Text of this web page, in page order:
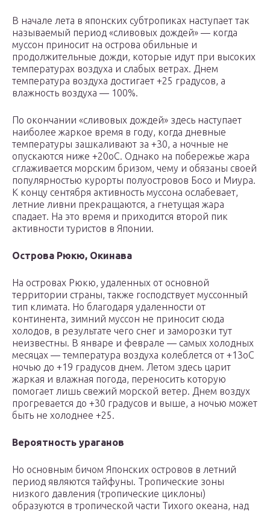
В начале лета в японских субтропиках наступает так
называемый период «сливовых дождей» — когда
муссон приносит на острова обильные и
продолжительные дожди, которые идут при высоких
температурах воздуха и слабых ветрах. Днем
температура воздуха достигает +25 градусов, а
влажность воздуха — 100%.
По окончании «сливовых дождей» здесь наступает
наиболее жаркое время в году, когда дневные
температуры зашкаливают за +30, а ночные не
опускаются ниже +20oС. Однако на побережье жара
сглаживается морским бризом, чему и обязаны своей
популярностью курорты полуостровов Босо и Миура.
К концу сентября активность муссона ослабевает,
летние ливни прекращаются, а гнетущая жара
спадает. На это время и приходится второй пик
активности туристов в Японии.
Острова Рюкю, Окинава
На островах Рюкю, удаленных от основной
территории страны, также господствует муссонный
тип климата. Но благодаря удаленности от
континента, зимний муссон не приносит сюда
холодов, в результате чего снег и заморозки тут
неизвестны. В январе и феврале — самых холодных
месяцах — температура воздуха колеблется от +13oС
ночью до +19 градусов днем. Летом здесь царит
жаркая и влажная погода, переносить которую
помогает лишь свежий морской ветер. Днем воздух
прогревается до +30 градусов и выше, а ночью может
быть не холоднее +25.
Вероятность ураганов
Но основным бичом Японских островов в летний
период являются тайфуны. Тропические зоны
низкого давления (тропические циклоны)
образуются в тропической части Тихого океана, над